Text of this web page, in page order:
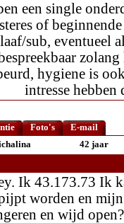
een single
of
sub, eventueel
hygiene is
intresse
Foto's
E-mail
42 jaar
Ik 43.173.73 Ik
worden en
en wijd